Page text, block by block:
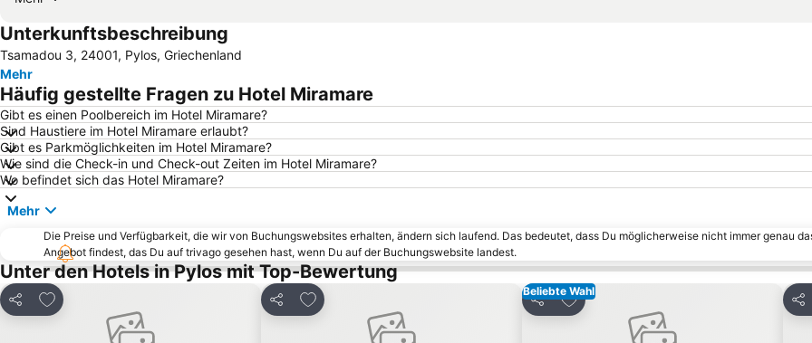
Unterkunftsbeschreibung
Tsamadou 3, 24001, Pylos, Griechenland
Mehr
Häufig gestellte Fragen zu Hotel Miramare
Gibt es einen Poolbereich im Hotel Miramare?
Sind Haustiere im Hotel Miramare erlaubt?
Gibt es Parkmöglichkeiten im Hotel Miramare?
Wie sind die Check-in und Check-out Zeiten im Hotel Miramare?
Wo befindet sich das Hotel Miramare?
Mehr
Die Preise und Verfügbarkeit, die wir von Buchungswebsites erhalten, ändern sich laufend. Das bedeutet, dass Du möglicherweise nicht immer genau
Angebot findest, das Du auf trivago gesehen hast, wenn Du auf der Buchungswebsite landest.
Unter den Hotels in Pylos mit Top-Bewertung
Teilen
Zu Favoriten hinzufügen
Teilen
Zu Favoriten hinzufügen Beliebte Wahl
Teilen
Zu Favoriten hinzufügen